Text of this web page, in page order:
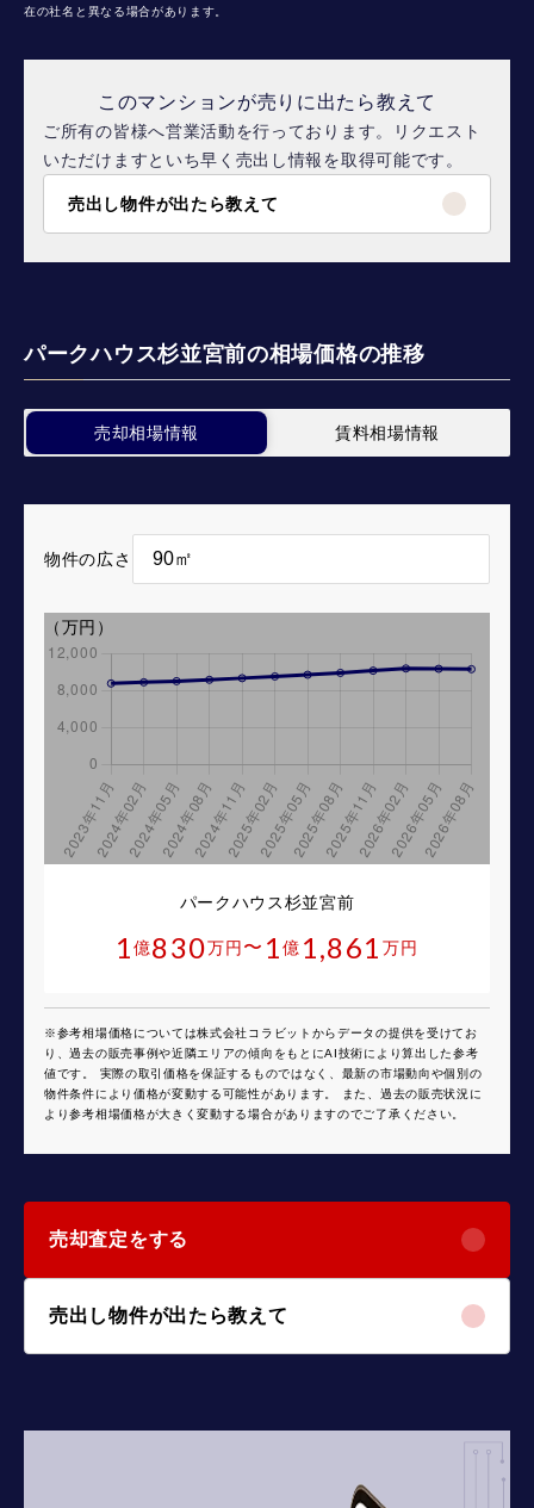
在の社名と異なる場合があります。
このマンションが売りに出たら教えて
ご所有の皆様へ営業活動を行っております。リクエスト
いただけますといち早く売出し情報を取得可能です。
売出し物件が出たら教えて
パークハウス杉並宮前の相場価格の推移
売却相場情報 賃料相場情報
物件の広さ
パークハウス杉並宮前
1億830万円 〜 1億 1,861 万円
※参考相場価格については株式会社コラビットからデータの提供を受けてお
り、過去の販売事例や近隣エリアの傾向をもとにAI技術により算出した参考
値です。 実際の取引価格を保証するものではなく、最新の市場動向や個別の
物件条件により価格が変動する可能性があります。 また、過去の販売状況に
より参考相場価格が大きく変動する場合がありますのでご了承ください。
（万円）
売却査定をする
売出し物件が出たら教えて